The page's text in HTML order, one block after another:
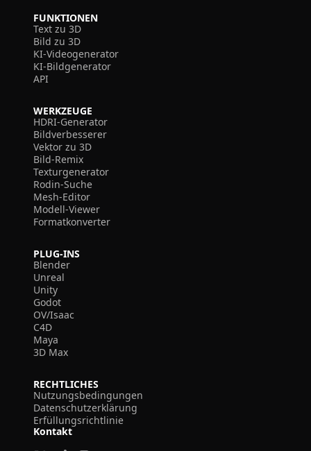
FUNKTIONEN
Text zu 3D
Bild zu 3D
KI-Videogenerator
KI-Bildgenerator
API
WERKZEUGE
HDRI-Generator
Bildverbesserer
Vektor zu 3D
Bild-Remix
Texturgenerator
Rodin-Suche
Mesh-Editor
Modell-Viewer
Formatkonverter
PLUG-INS
Blender
Unreal
Unity
Godot
OV/Isaac
C4D
Maya
3D Max
RECHTLICHES
Nutzungsbedingungen
Datenschutzerklärung
Erfüllungsrichtlinie
Kontakt